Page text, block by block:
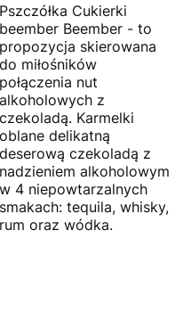
Pszczółka Cukierki
beember Beember - to
propozycja skierowana
do miłośników
połączenia nut
alkoholowych z
czekoladą. Karmelki
oblane delikatną
deserową czekoladą z
nadzieniem alkoholowym
w 4 niepowtarzalnych
smakach: tequila, whisky,
rum oraz wódka.